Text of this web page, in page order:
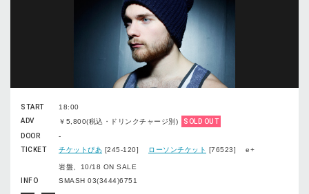
START
18:00
ADV
￥5,800(税込・ドリンクチャージ別)
SOLD OUT
DOOR
-
TICKET
チケットぴあ [245-120] ローソンチケット [76523] e+
岩盤、10/18 ON SALE
INFO
SMASH 03(3444)6751